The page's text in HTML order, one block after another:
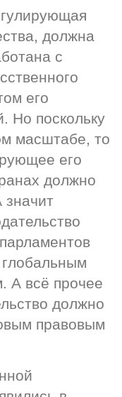
должна
с
его
Но поскольку
масштабе, то
его
должно
А всё прочее
должно
правовым